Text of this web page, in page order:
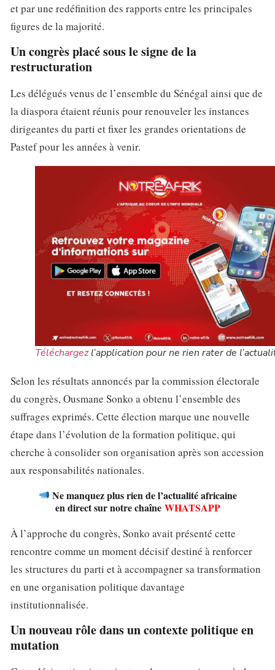
et par une redéfinition des rapports entre les principales
figures de la majorité.
Un congrès placé sous le signe de la
restructuration
Les délégués venus de l’ensemble du Sénégal ainsi que de
la diaspora étaient réunis pour renouveler les instances
dirigeantes du parti et fixer les grandes orientations de
Pastef pour les années à venir.
Téléchargezl’application pour ne rien rater de
Selon les résultats annoncés par la commission électorale
du congrès, Ousmane Sonko a obtenu l’ensemble des
suffrages exprimés. Cette élection marque une nouvelle
étape dans l’évolution de la formation politique, qui
cherche à consolider son organisation après son accession
aux responsabilités nationales.
Ne manquez plus rien de l’actualité africaine
en direct sur notre chaîne WHATSAPP
À l’approche du congrès, Sonko avait présenté cette
rencontre comme un moment décisif destiné à renforcer
les structures du parti et à accompagner sa transformation
en une organisation politique davantage
institutionnalisée.
Un nouveau rôle dans un contexte politique en
mutation